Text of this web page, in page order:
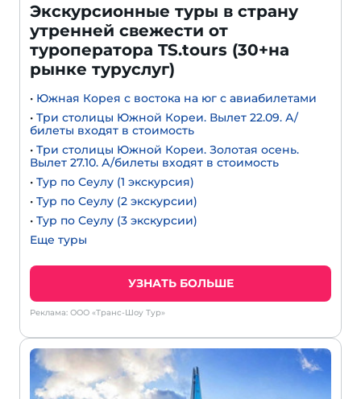
Экскурсионные туры в страну
утренней свежести от
туроператора TS.tours (30+на
рынке туруслуг)
• Южная Корея с востока на юг с авиабилетами
• Три столицы Южной Кореи. Вылет 22.09. А/
билеты входят в стоимость
• Три столицы Южной Кореи. Золотая осень.
Вылет 27.10. А/билеты входят в стоимость
• Тур по Сеулу (1 экскурсия)
• Тур по Сеулу (2 экскурсии)
• Тур по Сеулу (3 экскурсии)
Еще туры
УЗНАТЬ БОЛЬШЕ
Реклама: ООО «Транс-Шоу Тур»